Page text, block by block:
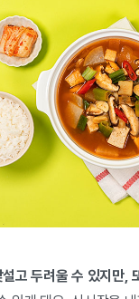
고 두려울 수 있지만,